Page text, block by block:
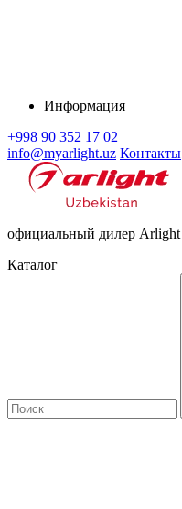
Информация
+998 90 352 17 02
info@myarlight.uz Контакты
официальный дилер Arlight
Каталог